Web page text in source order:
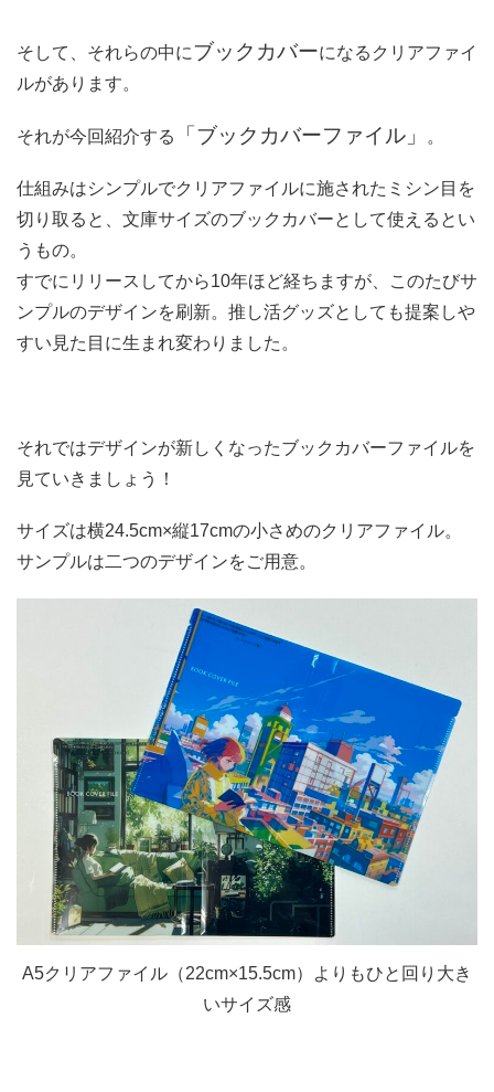
そして、それらの中にブックカバーになるクリアファイ
ルがあります。
それが今回紹介する 「ブックカバーファイル」 。
仕組みはシンプルでクリアファイルに施されたミシン目を
切り取ると、文庫サイズのブックカバーとして使えるとい
うもの。
すでにリリースしてから10年ほど経ちますが、このたびサ
ンプルのデザインを刷新。推し活グッズとしても提案しや
すい見た目に生まれ変わりました。
それではデザインが新しくなったブックカバーファイルを
見ていきましょう！
サイズは横24.5cm×縦17cmの小さめのクリアファイル。
サンプルは二つのデザインをご用意。
A5クリアファイル（22cm×15.5cm）よりもひと回り大き
いサイズ感